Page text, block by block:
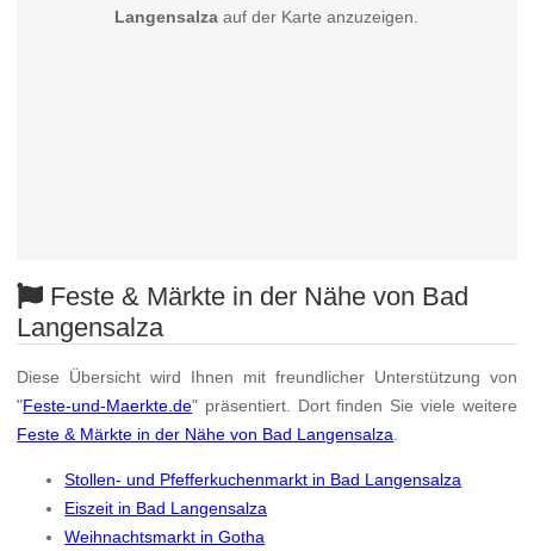
Langensalza auf der Karte anzuzeigen.
Feste & Märkte in der Nähe von Bad
Langensalza
Diese Übersicht wird Ihnen mit freundlicher Unterstützung von
"Feste-und-Maerkte.de" präsentiert. Dort finden Sie viele weitere
Feste & Märkte in der Nähe von Bad Langensalza
Stollen- und Pfefferkuchenmarkt in Bad Langensalza
Eiszeit in Bad Langensalza
Weihnachtsmarkt in Gotha